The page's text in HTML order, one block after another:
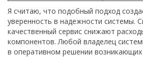
Я считаю, что подобный подход
уверенность в надежности системы.
качественный сервис снижают
компонентов. Любой владелец
в оперативном решении возникающих